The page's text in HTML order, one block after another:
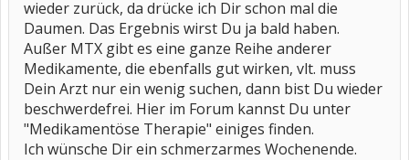
wieder zurück, da drücke ich Dir schon mal die
Daumen. Das Ergebnis wirst Du ja bald haben.
Außer MTX gibt es eine ganze Reihe anderer
Medikamente, die ebenfalls gut wirken, vlt. muss
Dein Arzt nur ein wenig suchen, dann bist Du wieder
beschwerdefrei. Hier im Forum kannst Du unter
"Medikamentöse Therapie" einiges finden.
Ich wünsche Dir ein schmerzarmes Wochenende.